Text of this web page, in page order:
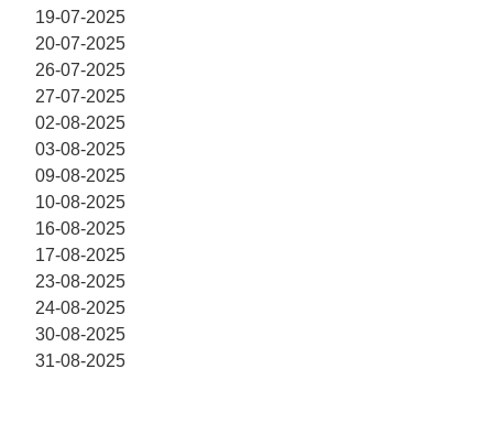
19-07-2025
20-07-2025
26-07-2025
27-07-2025
02-08-2025
03-08-2025
09-08-2025
10-08-2025
16-08-2025
17-08-2025
23-08-2025
24-08-2025
30-08-2025
31-08-2025